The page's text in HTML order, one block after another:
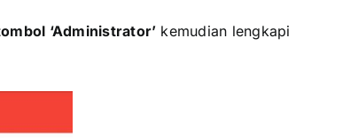
‘Administrator’ kemudian lengkapi